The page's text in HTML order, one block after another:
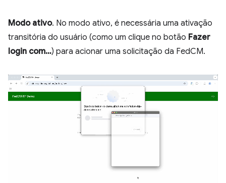
Modo ativo. No modo ativo, é necessária uma ativação
transitória do usuário (como um clique no botão Fazer
login com…) para acionar uma solicitação da FedCM.